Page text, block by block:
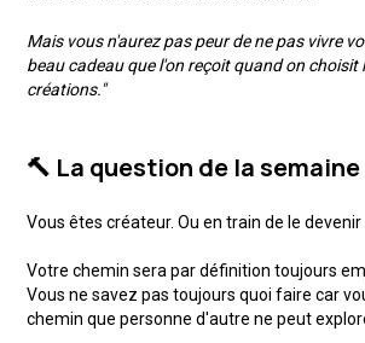
Mais vous n'aurez pas peur de ne pas vivre
beau cadeau que l'on reçoit quand on choisit
créations."
🔨 La question de la semaine
Vous êtes créateur. Ou en train de le devenir
Votre chemin sera par définition toujours
Vous ne savez pas toujours quoi faire car
chemin que personne d'autre ne peut